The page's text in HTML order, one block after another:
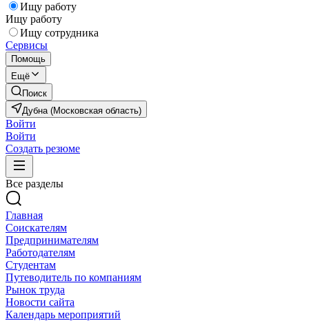
Ищу работу
Ищу работу
Ищу сотрудника
Сервисы
Помощь
Ещё
Поиск
Дубна (Московская область)
Войти
Войти
Создать резюме
Все разделы
Главная
Соискателям
Предпринимателям
Работодателям
Студентам
Путеводитель по компаниям
Рынок труда
Новости сайта
Календарь мероприятий